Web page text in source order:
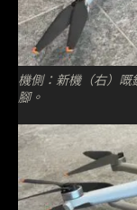
機側：新機（右）
腳。